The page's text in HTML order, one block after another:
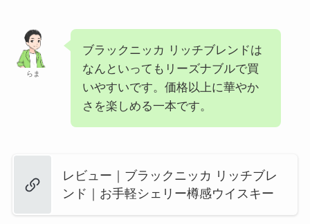
らま
ブラックニッカ リッチブレンドは
なんといってもリーズナブルで買
いやすいです。価格以上に華やか
さを楽しめる一本です。
レビュー｜ブラックニッカ リッチブレ
ンド｜お手軽シェリー樽感ウイスキー